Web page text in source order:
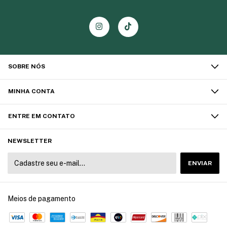
SOBRE NÓS
MINHA CONTA
ENTRE EM CONTATO
NEWSLETTER
Meios de pagamento